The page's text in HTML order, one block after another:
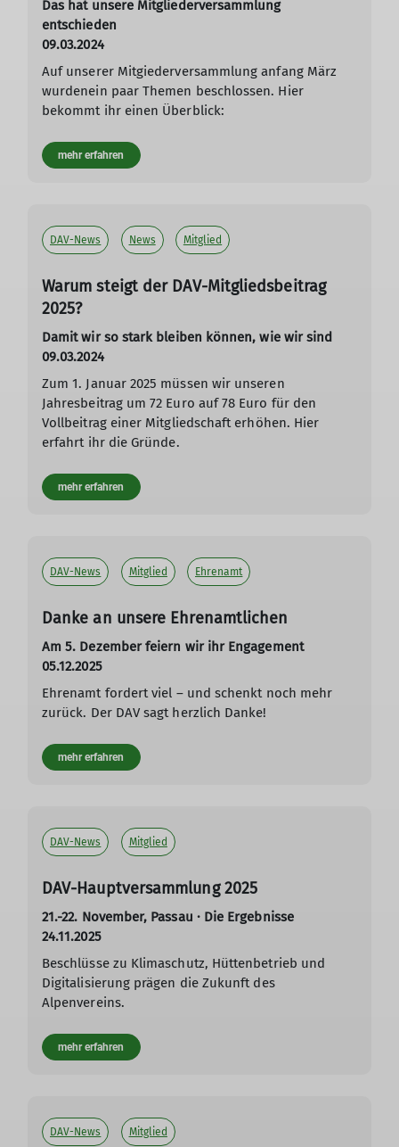
Das hat unsere Mitgliederversammlung
entschieden
09.03.2024
Auf unserer Mitgiederversammlung anfang März
wurdenein paar Themen beschlossen. Hier
bekommt ihr einen Überblick:
mehr erfahren
DAV-News News Mitglied
Warum steigt der DAV-Mitgliedsbeitrag
2025?
Damit wir so stark bleiben können, wie wir sind
09.03.2024
Zum 1. Januar 2025 müssen wir unseren
Jahresbeitrag um 72 Euro auf 78 Euro für den
Vollbeitrag einer Mitgliedschaft erhöhen. Hier
erfahrt ihr die Gründe.
mehr erfahren
DAV-News Mitglied Ehrenamt
Danke an unsere Ehrenamtlichen
Am 5. Dezember feiern wir ihr Engagement
05.12.2025
Ehrenamt fordert viel – und schenkt noch mehr
zurück. Der DAV sagt herzlich Danke!
mehr erfahren
DAV-News Mitglied
DAV-Hauptversammlung 2025
21.-22. November, Passau · Die Ergebnisse
24.11.2025
Beschlüsse zu Klimaschutz, Hüttenbetrieb und
Digitalisierung prägen die Zukunft des
Alpenvereins.
mehr erfahren
DAV-News Mitglied